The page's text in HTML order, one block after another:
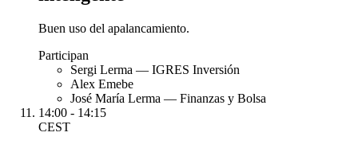
Buen uso del apalancamiento.
Participan
Sergi Lerma — IGRES Inversión
Alex Emebe
José María Lerma — Finanzas y Bolsa
14:00 - 14:15
CEST